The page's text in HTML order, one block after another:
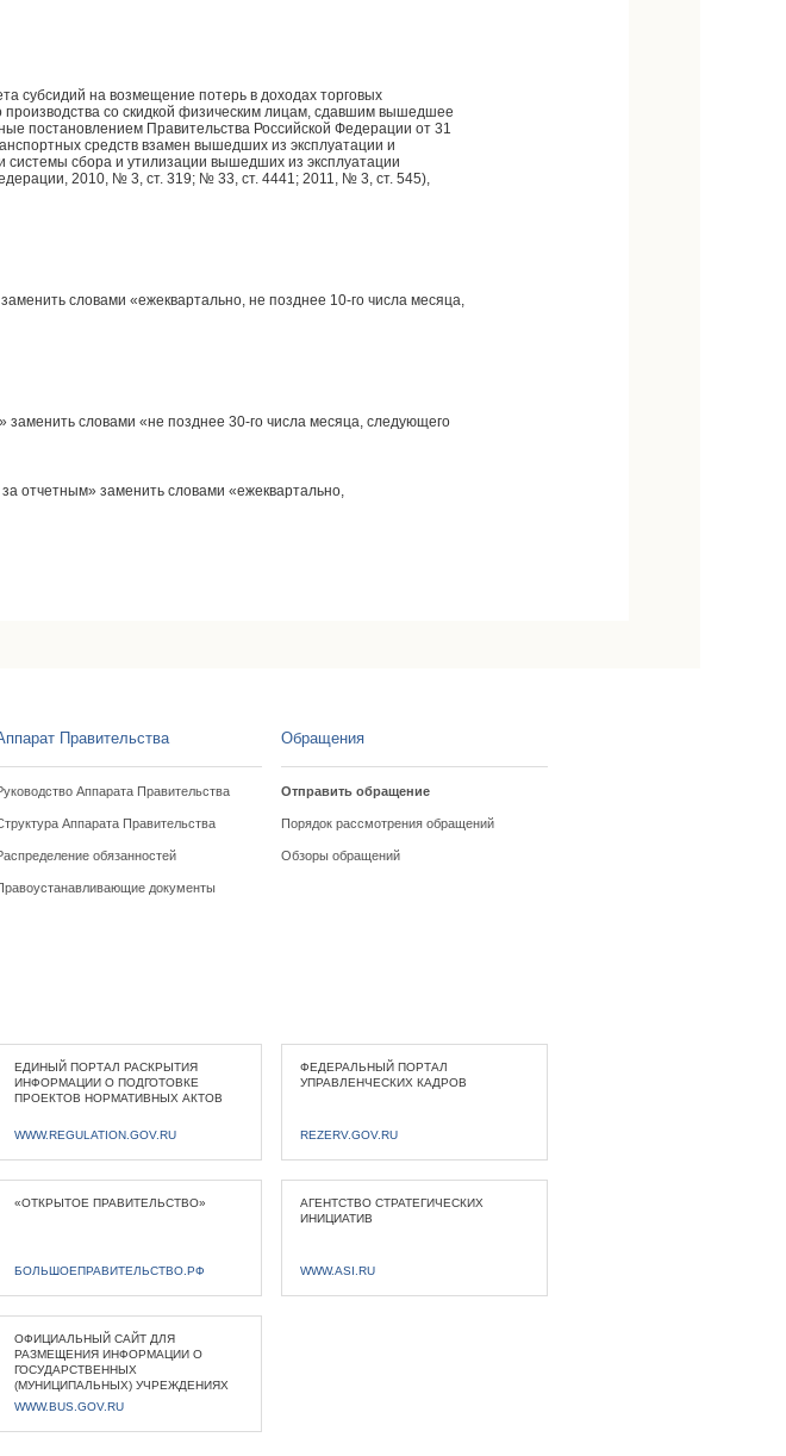
субсидий на возмещение потерь в доходах торговых
производства со скидкой физическим лицам, сдавшим вышедшее
постановлением Правительства Российской Федерации от 31
средств взамен вышедших из эксплуатации и
сбора и утилизации вышедших из эксплуатации
2010, № 3, ст. 319; № 33, ст. 4441; 2011, № 3, ст. 545),
словами «ежеквартально, не позднее 10-го числа месяца,
заменить словами «не позднее 30-го числа месяца, следующего
отчетным» заменить словами «ежеквартально,
Правительства
Аппарата Правительства
Аппарата Правительства
обязанностей
документы
Обращения
Отправить обращение
Порядок рассмотрения обращений
Обзоры обращений
ЕДИНЫЙ ПОРТАЛ РАСКРЫТИЯ
ИНФОРМАЦИИ О ПОДГОТОВКЕ
ПРОЕКТОВ НОРМАТИВНЫХ АКТОВ
WWW.REGULATION.GOV.RU
ФЕДЕРАЛЬНЫЙ ПОРТАЛ
УПРАВЛЕНЧЕСКИХ КАДРОВ
REZERV.GOV.RU
«ОТКРЫТОЕ ПРАВИТЕЛЬСТВО»
БОЛЬШОЕПРАВИТЕЛЬСТВО.РФ
АГЕНТСТВО СТРАТЕГИЧЕСКИХ
ИНИЦИАТИВ
WWW.ASI.RU
ОФИЦИАЛЬНЫЙ САЙТ ДЛЯ
РАЗМЕЩЕНИЯ ИНФОРМАЦИИ О
ГОСУДАРСТВЕННЫХ
(МУНИЦИПАЛЬНЫХ) УЧРЕЖДЕНИЯХ
WWW.BUS.GOV.RU